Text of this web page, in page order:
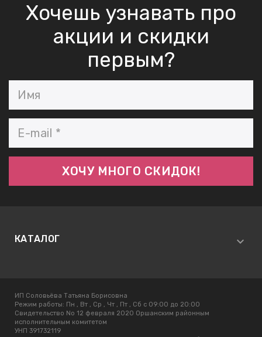
Хочешь узнавать про
акции и скидки
первым?
КАТАЛОГ
ИП Соловьёва Татьяна Борисовна
Режим работы: Пн , Вт , Ср , Чт , Пт , Сб c 09:00 до 20:00
Свидетельство No 12 февраля 2020 Оршанским районным
исполнительным комитетом
УНП 391732119